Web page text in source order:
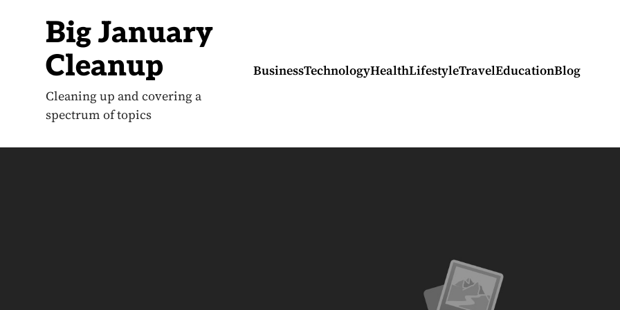
Big January
Cleanup
Cleaning up and covering a
spectrum of topics
BusinessTechnologyHealthLifestyleTravelEducationBlog